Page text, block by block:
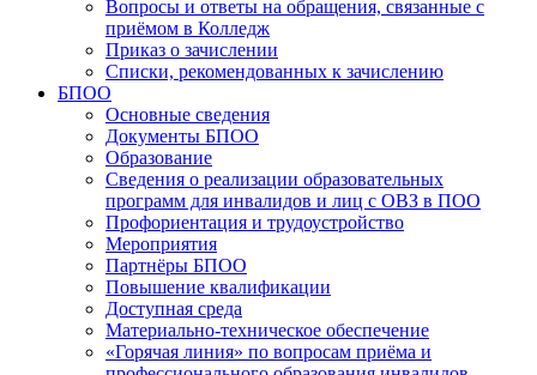
Вопросы и ответы на обращения, связанные с
приёмом в Колледж
Приказ о зачислении
Списки, рекомендованных к зачислению
БПОО
Основные сведения
Документы БПОО
Образование
Сведения о реализации образовательных
программ для инвалидов и лиц с ОВЗ в ПОО
Профориентация и трудоустройство
Мероприятия
Партнёры БПОО
Повышение квалификации
Доступная среда
Материально-техническое обеспечение
«Горячая линия» по вопросам приёма и